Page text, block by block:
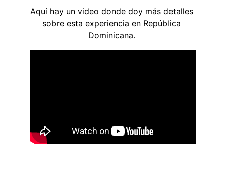
Aquí hay un video donde doy más detalles
sobre esta experiencia en República
Dominicana.